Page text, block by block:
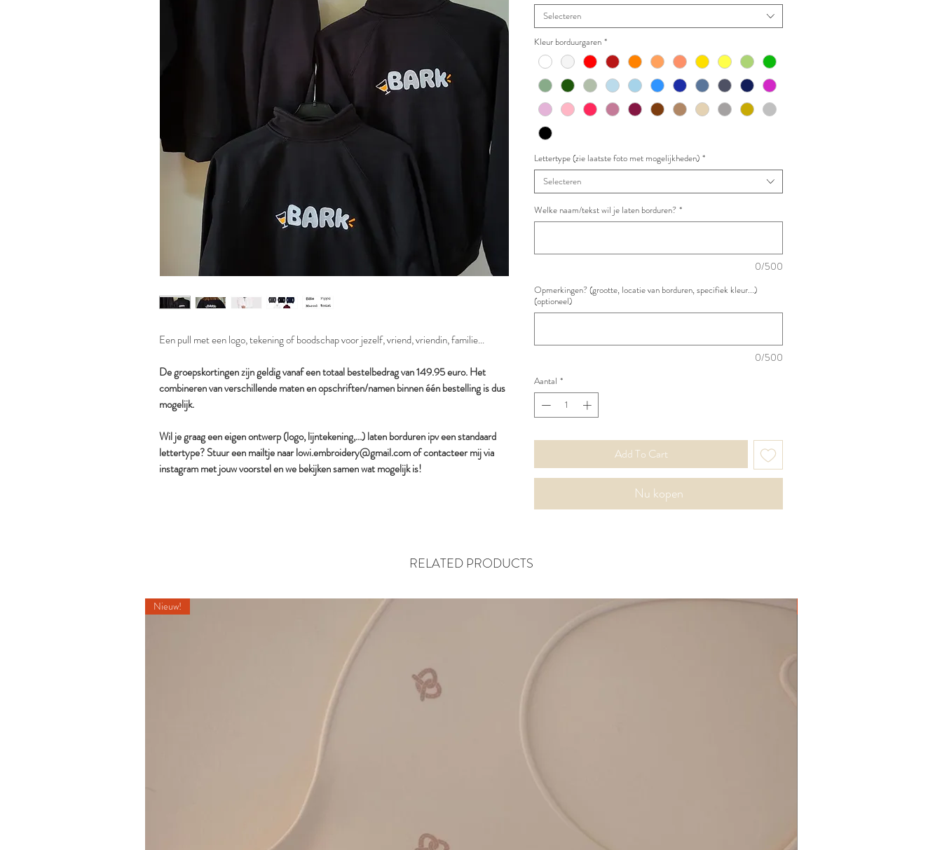
Een pull met een logo, tekening of boodschap voor jezelf, vriend, vriendin, familie...
De groepskortingen zijn geldig vanaf een totaal bestelbedrag van 149.95 euro. Het
combineren van verschillende maten en opschriften/namen binnen één bestelling is dus
mogelijk.
Wil je graag een eigen ontwerp (logo, lijntekening,...) laten borduren ipv een standaard
lettertype? Stuur een mailtje naar lowi.embroidery@gmail.com of contacteer mij via
instagram met jouw voorstel en we bekijken samen wat mogelijk is!
Selecteren
Kleur borduurgaren *
Lettertype (zie laatste foto met mogelijkheden) *
Selecteren
Welke naam/tekst wil je laten borduren? *
0/500
Opmerkingen? (grootte, locatie van borduren, specifiek kleur...)
(optioneel)
0/500
Aantal *
Add To Cart
Nu kopen
RELATED PRODUCTS
Nieuw!